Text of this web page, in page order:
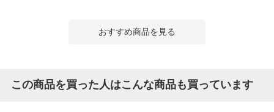
おすすめ商品を見る
この商品を買った人はこんな商品も買っています